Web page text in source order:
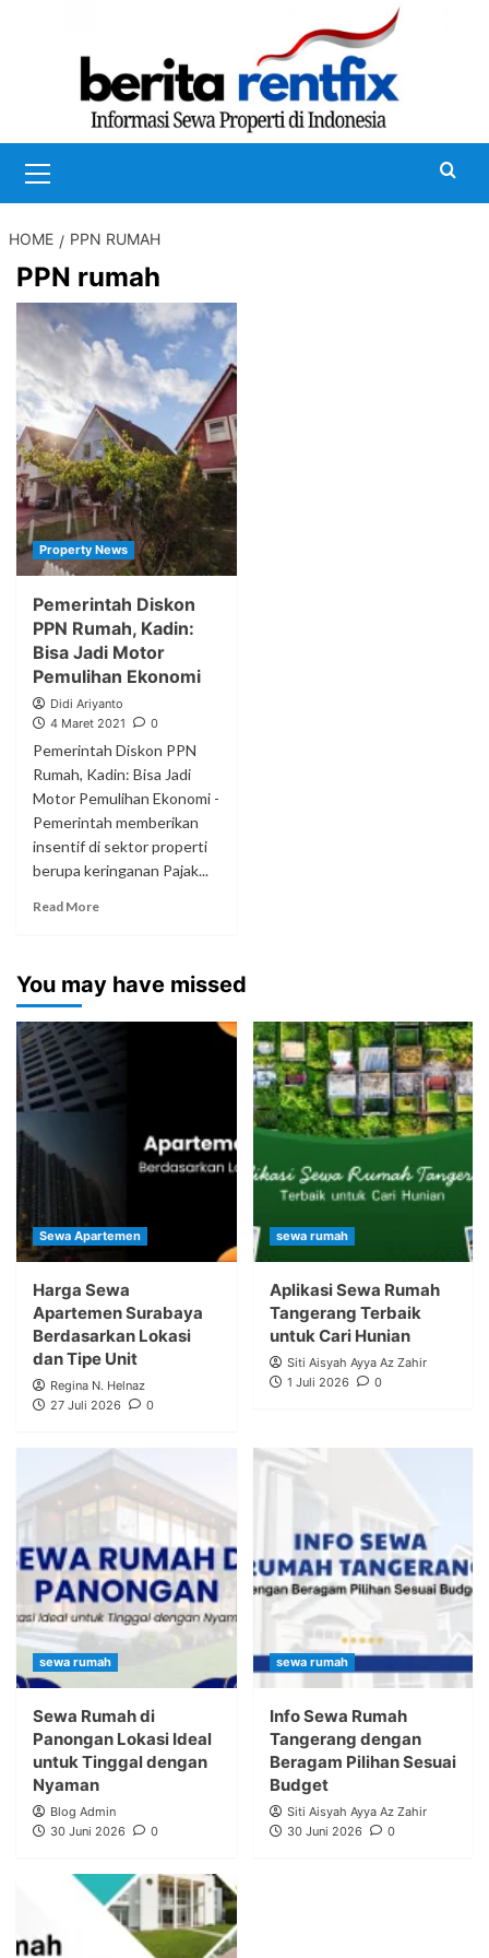
Menu
HOME PPN RUMAH
PPN rumah
Property News
Pemerintah Diskon
PPN Rumah, Kadin:
Bisa Jadi Motor
Pemulihan Ekonomi
Didi Ariyanto
4 Maret 2021
0
Pemerintah Diskon PPN
Rumah, Kadin: Bisa Jadi
Motor Pemulihan Ekonomi -
Pemerintah memberikan
insentif di sektor properti
berupa keringanan Pajak...
Read More
You may have missed
Sewa Apartemen
Harga Sewa
Apartemen Surabaya
Berdasarkan Lokasi
dan Tipe Unit
Regina N. Helnaz
27 Juli 2026
0
sewa rumah
Aplikasi Sewa Rumah
Tangerang Terbaik
untuk Cari Hunian
Siti Aisyah Ayya Az Zahir
1 Juli 2026
0
sewa rumah
Sewa Rumah di
Panongan Lokasi Ideal
untuk Tinggal dengan
Nyaman
Blog Admin
30 Juni 2026
0
sewa rumah
Info Sewa Rumah
Tangerang dengan
Beragam Pilihan Sesuai
Budget
Siti Aisyah Ayya Az Zahir
30 Juni 2026
0